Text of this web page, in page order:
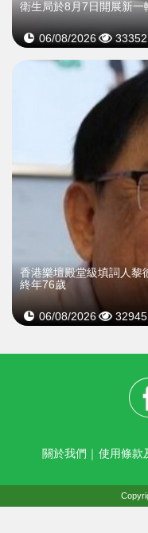
衛生局於8月7日開展新
06/08/2026 33352
香港樂壇殿堂級填詞人黎
終年76歲
06/08/2026 32945
關於我們 ｜ 使用條款